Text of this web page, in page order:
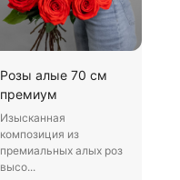
Розы алые 70 см
премиум
Изысканная
композиция из
премиальных алых роз
высо...